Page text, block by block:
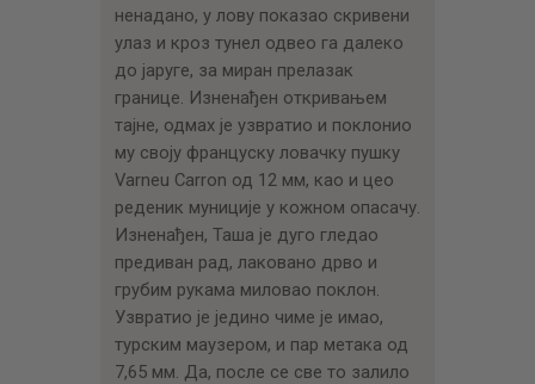
ненадано, у лову показао скривени
улаз и кроз тунел одвео га далеко
до јаруге, за миран прелазак
границе. Изненађен откривањем
тајне, одмах је узвратио и поклонио
му своју француску ловачку пушку
Varneu Carron од 12 мм, као и цео
реденик муниције у кожном опасачу.
Изненађен, Таша је дуго гледао
предиван рад, лаковано дрво и
грубим рукама миловао поклон.
Узвратио је једино чиме је имао,
турским маузером, и пар метака од
7,65 мм. Да, после се све то залило